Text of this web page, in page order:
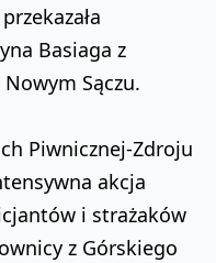
Basiaga z
Sączu.
Piwnicznej-Zdroju
akcja
i strażaków
z Górskiego